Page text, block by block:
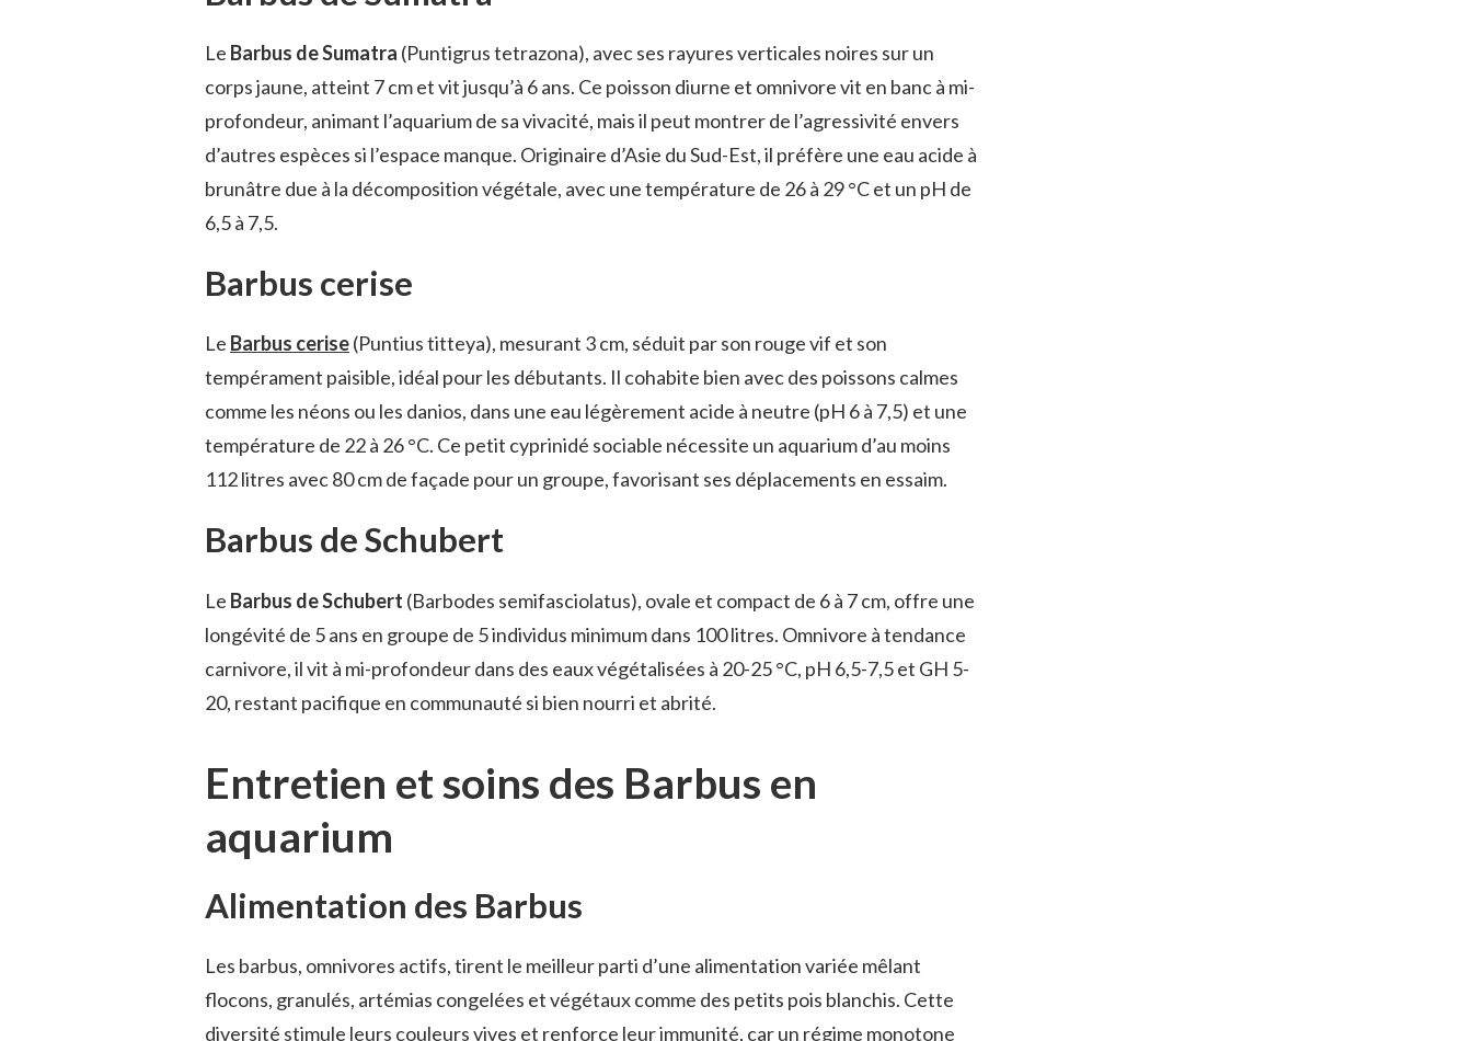
Le Barbus de Sumatra (Puntigrus tetrazona), avec ses rayures verticales noires sur un
corps jaune, atteint 7 cm et vit jusqu’à 6 ans. Ce poisson diurne et omnivore vit en banc à mi-
profondeur, animant l’aquarium de sa vivacité, mais il peut montrer de l’agressivité envers
d’autres espèces si l’espace manque. Originaire d’Asie du Sud-Est, il préfère une eau acide à
brunâtre due à la décomposition végétale, avec une température de 26 à 29 °C et un pH de
6,5 à 7,5.
Barbus cerise
Le Barbus cerise(Puntius titteya), mesurant 3 cm, séduit par son rouge vif et son
tempérament paisible, idéal pour les débutants. Il cohabite bien avec des poissons calmes
comme les néons ou les danios, dans une eau légèrement acide à neutre (pH 6 à 7,5) et une
température de 22 à 26 °C. Ce petit cyprinidé sociable nécessite un aquarium d’au moins
112 litres avec 80 cm de façade pour un groupe, favorisant ses déplacements en essaim.
Barbus de Schubert
Le Barbus de Schubert (Barbodes semifasciolatus), ovale et compact de 6 à 7 cm, offre une
longévité de 5 ans en groupe de 5 individus minimum dans 100 litres. Omnivore à tendance
carnivore, il vit à mi-profondeur dans des eaux végétalisées à 20-25 °C, pH 6,5-7,5 et GH 5-
20, restant pacifique en communauté si bien nourri et abrité.
Entretien et soins des Barbus en
aquarium
Alimentation des Barbus
Les barbus, omnivores actifs, tirent le meilleur parti d’une alimentation variée mêlant
flocons, granulés, artémias congelées et végétaux comme des petits pois blanchis. Cette
diversité stimule leurs couleurs vives et renforce leur immunité, car un régime monotone